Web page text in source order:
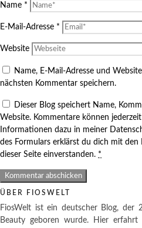
Name *
E-Mail-Adresse *
Website
Name, E-Mail-Adresse und
nächsten Kommentar speichern.
Dieser Blog speichert Name,
Website. Kommentare können
Informationen dazu in meiner
des Formulars erklärst du dich mit
dieser Seite einverstanden. *
ÜBER FIOSWELT
FiosWelt ist ein deutscher Blog, der
Beauty geboren wurde. Hier